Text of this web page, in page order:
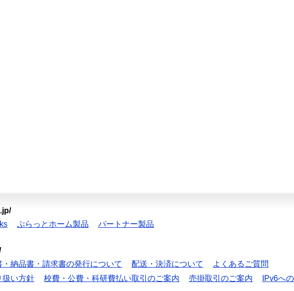
ぷらっとホーム製品 パートナー製品
・納品書・請求書の発行について 配送・決済について
よくあるご質問
扱い方針 校費・公費・科研費払い取引のご案内 売掛取引のご案内
IPv6へ